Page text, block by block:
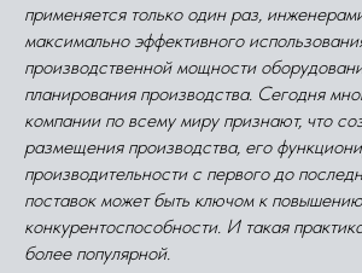
применяется только один раз,
максимально эффективного
производственной мощности
планирования производства. Сегодня
компании по всему миру признают, что
размещения производства, его
производительности с первого до
поставок может быть ключом к повышению
конкурентоспособности. И такая
более популярной.